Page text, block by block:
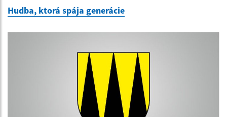
Hudba, ktorá spája generácie